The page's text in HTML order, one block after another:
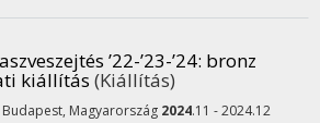
’22-’23-’24: bronz
kiállítás (Kiállítás)
Budapest, Magyarország 2024.11 - 2024.12